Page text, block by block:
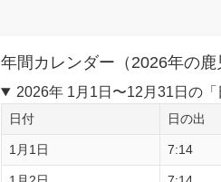
年間カレンダー（2026年の鹿
2026年 1月1日〜12月31日の
日付 日の出
1月1日 7:14